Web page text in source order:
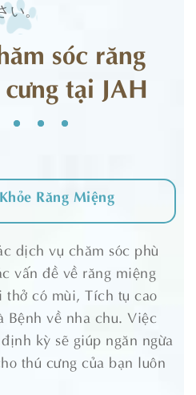
い。
sóc răng
tại JAH
Răng Miệng
dịch vụ chăm sóc phù
vấn đề về răng miệng
có mùi, Tích tụ cao
Bệnh về nha chu. Việc
kỳ sẽ giúp ngăn ngừa
thú cưng của bạn luôn